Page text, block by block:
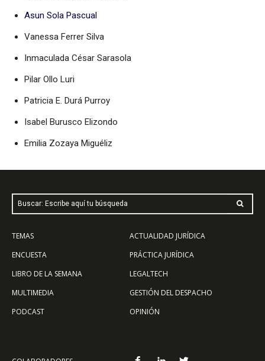
Asun Sola Pascual
Vanessa Ferrer Silva
Inmaculada César Sarasola
Pilar Ollo Luri
Patricia E. Durá Purroy
Isabel Burusco Elizondo
Emilia Zozaya Miguéliz
Buscar: Escribe aquí tu búsqueda
TEMAS
ENCUESTA
LIBRO DE LA SEMANA
MULTIMEDIA
PODCAST
ACTUALIDAD JURÍDICA
PRÁCTICA JURÍDICA
LEGALTECH
GESTIÓN DEL DESPACHO
OPINIÓN